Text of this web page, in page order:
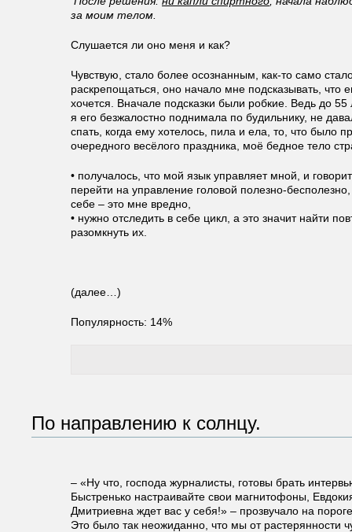
за моим телом.
Слушается ли оно меня и как?
Чувствую, стало более осознанным, как-то само
раскрепощаться, оно начало мне подсказывать, что
хочется. Вначале подсказки были робкие. Ведь до 55
я его безжалостно поднимала по будильнику, не
спать, когда ему хотелось, пила и ела, то, что было
очередного весёлого праздника, моё бедное тело
• получалось, что мой язык управляет мной, и
перейти на управление головой полезно-бесполезно,
себе – это мне вредно,
• нужно отследить в себе цикл, а это значит найти
разомкнуть их.
(далее…)
Популярность: 14%
По направлению к солнцу.
– «Ну что, господа журналисты, готовы брать
Быстренько настраивайте свои магнитофоны,
Дмитриевна ждет вас у себя!» – прозвучало на
Это было так неожиданно, что мы от растерянности